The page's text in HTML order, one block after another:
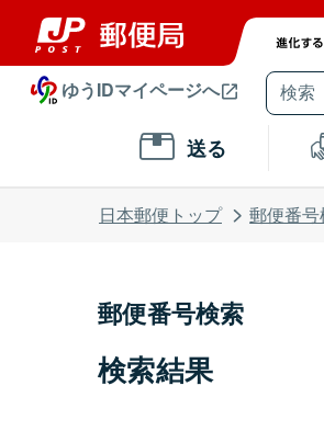
ゆうIDマイページへ
送る
日本郵便トップ 郵便番号
郵便番号検索
検索結果